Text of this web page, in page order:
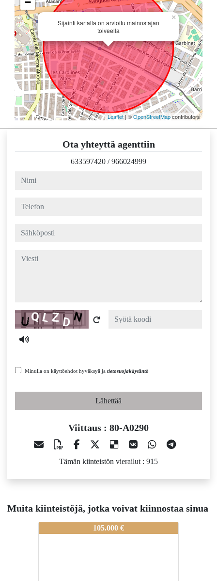
Sijainti kartalla on arvioitu mainostajan
toiveella
×
Leaflet | ©OpenStreetMapcontributors
Ota yhteyttä agenttiin
633597420 /966024999
nimi
telefon
sähköposti
viesti
Captcha
Minulla on käyttöehdot hyväksyä ja tietosuojakäytäntö
Lähettää
Viittaus : 80-A0290
Tämän kiinteistön vierailut : 915
Muita kiinteistöjä, jotka voivat kiinnostaa sinua
105.000 €
80-A0290